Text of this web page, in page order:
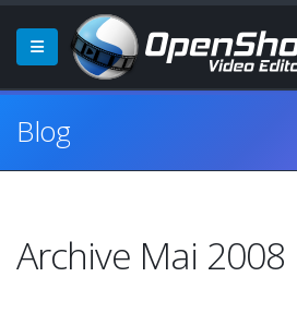
Blog
Archive Mai 2008